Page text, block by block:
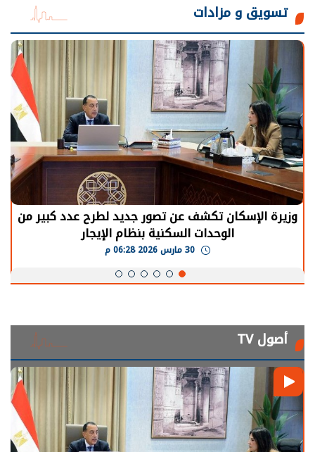
تسويق و مزادات
وزيرة الإسكان تكشف عن تصور جديد لطرح عدد كبير من
الوحدات السكنية بنظام الإيجار
أصول TV